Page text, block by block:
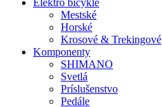
Elektro bicykle
Mestské
Horské
Krosové & Trekingové
Komponenty
SHIMANO
Svetlá
Príslušenstvo
Pedále